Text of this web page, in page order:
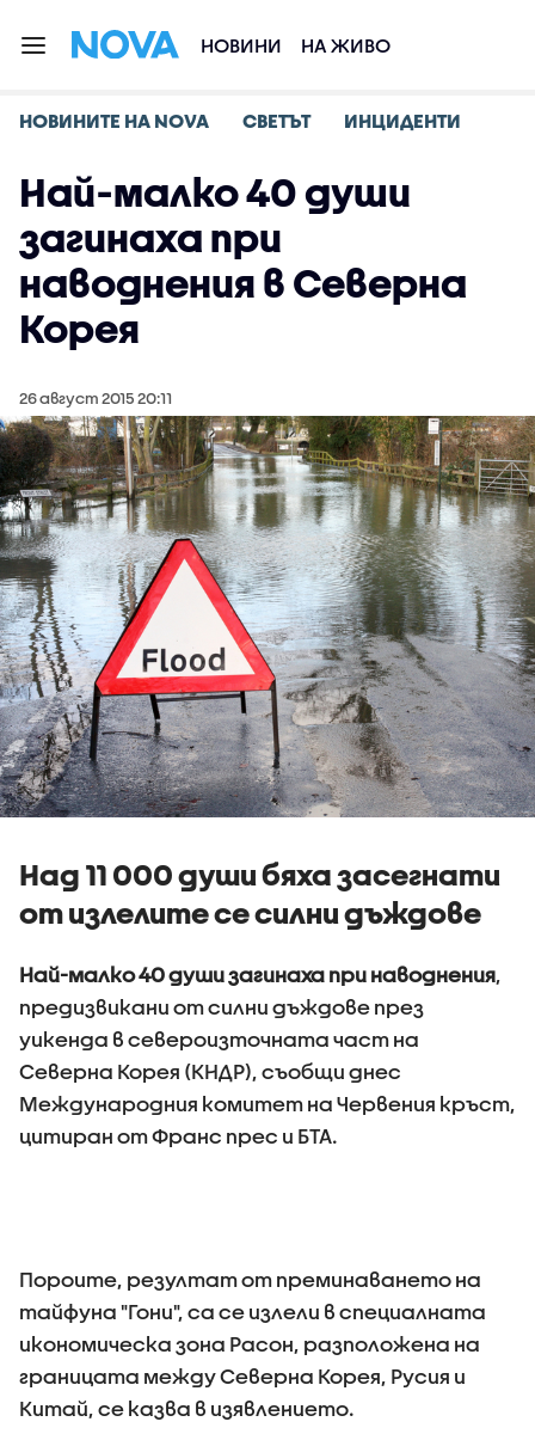
НОВИНИ НА ЖИВО
НОВИНИТЕ НА NOVA СВЕТЪТ ИНЦИДЕНТИ
Най-малко 40 души
загинаха при
наводнения в Северна
Корея
26 август 2015 20:11
Над 11 000 души бяха засегнати
от излелите се силни дъждове
Най-малко 40 души загинаха при наводнения,
предизвикани от силни дъждове през
уикенда в североизточната част на
Северна Корея (КНДР), съобщи днес
Международния комитет на Червения кръст,
цитиран от Франс прес и БТА.
Пороите, резултат от преминаването на
тайфуна "Гони", са се излели в специалната
икономическа зона Расон, разположена на
границата между Северна Корея, Русия и
Китай, се казва в изявлението.